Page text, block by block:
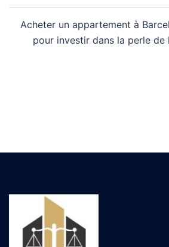
Acheter un appartement à
pour investir dans la perle de